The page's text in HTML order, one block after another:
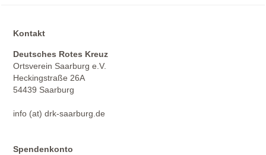
Kontakt
Deutsches Rotes Kreuz
Ortsverein Saarburg e.V.
Heckingstraße 26A
54439 Saarburg
info (at) drk-saarburg.de
Spendenkonto